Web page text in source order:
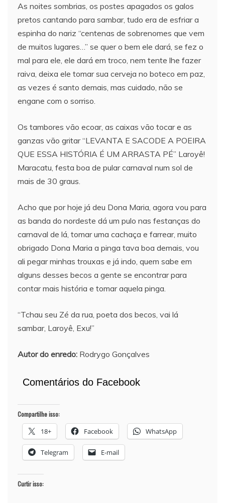
As noites sombrias, os postes apagados os galos
pretos cantando para sambar, tudo era de esfriar a
espinha do nariz “centenas de sobrenomes que vem
de muitos lugares…” se quer o bem ele dará, se fez o
mal para ele, ele dará em troco, nem tente lhe fazer
raiva, deixa ele tomar sua cerveja no boteco em paz,
as vezes é santo demais, mas cuidado, não se
engane com o sorriso.
Os tambores vão ecoar, as caixas vão tocar e as
ganzas vão gritar “LEVANTA E SACODE A POEIRA
QUE ESSA HISTÓRIA É UM ARRASTA PÉ” Laroyê!
Maracatu, festa boa de pular carnaval num sol de
mais de 30 graus.
Acho que por hoje já deu Dona Maria, agora vou para
as banda do nordeste dá um pulo nas festanças do
carnaval de lá, tomar uma cachaça e farrear, muito
obrigado Dona Maria a pinga tava boa demais, vou
ali pegar minhas trouxas e já indo, quem sabe em
alguns desses becos a gente se encontrar para
contar mais história e tomar aquela pinga.
“Tchau seu Zé da rua, poeta dos becos, vai lá
sambar, Laroyê, Exu!”
Autor do enredo: Rodrygo Gonçalves
Comentários do Facebook
Compartilhe isso:
18+ Facebook WhatsApp
Telegram E-mail
Curtir isso: